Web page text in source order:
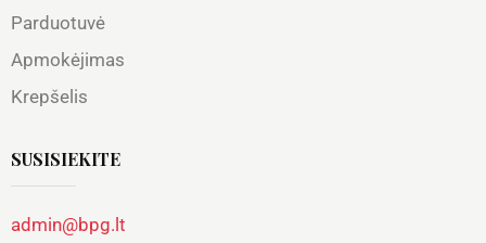
Parduotuvė
Apmokėjimas
Krepšelis
SUSISIEKITE
admin@bpg.lt